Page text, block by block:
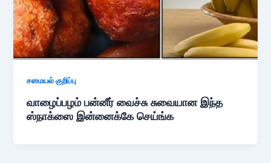
சமையல் குறிப்பு
வாழைப்பழம் பன்னீர் வைச்சு சுவையான இந்த
ஸ்நாக்ஸை இன்னைக்கே செய்ங்க